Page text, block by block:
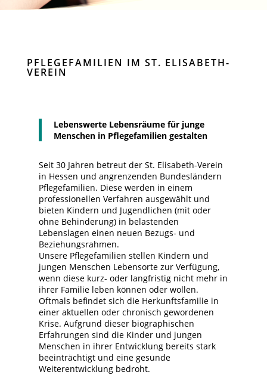
PFLEGEFAMILIEN IM ST. ELISABETH-
VEREIN
Lebenswerte Lebensräume für junge
Menschen in Pflegefamilien gestalten
Seit 30 Jahren betreut der St. Elisabeth-Verein
in Hessen und angrenzenden Bundesländern
Pflegefamilien. Diese werden in einem
professionellen Verfahren ausgewählt und
bieten Kindern und Jugendlichen (mit oder
ohne Behinderung) in belastenden
Lebenslagen einen neuen Bezugs- und
Beziehungsrahmen.
Unsere Pflegefamilien stellen Kindern und
jungen Menschen Lebensorte zur Verfügung,
wenn diese kurz- oder langfristig nicht mehr in
ihrer Familie leben können oder wollen.
Oftmals befindet sich die Herkunftsfamilie in
einer aktuellen oder chronisch gewordenen
Krise. Aufgrund dieser biographischen
Erfahrungen sind die Kinder und jungen
Menschen in ihrer Entwicklung bereits stark
beeinträchtigt und eine gesunde
Weiterentwicklung bedroht.